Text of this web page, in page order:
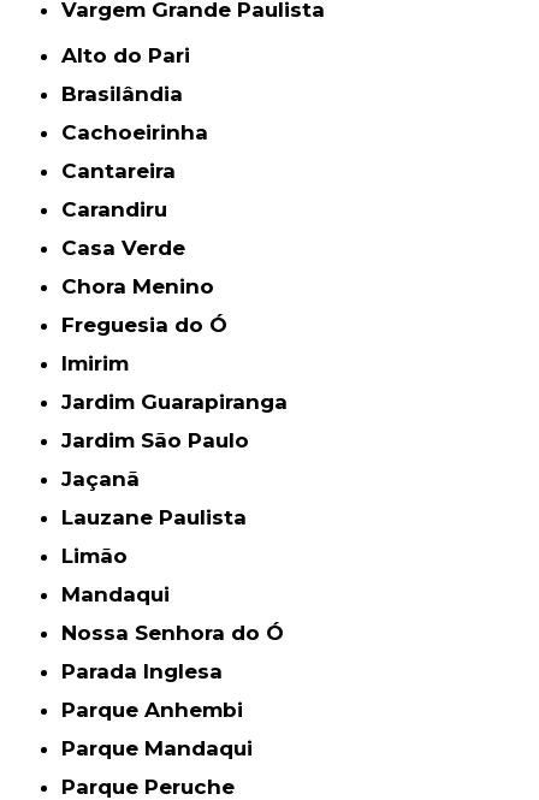
Vargem Grande Paulista
Alto do Pari
Brasilândia
Cachoeirinha
Cantareira
Carandiru
Casa Verde
Chora Menino
Freguesia do Ó
Imirim
Jardim Guarapiranga
Jardim São Paulo
Jaçanã
Lauzane Paulista
Limão
Mandaqui
Nossa Senhora do Ó
Parada Inglesa
Parque Anhembi
Parque Mandaqui
Parque Peruche